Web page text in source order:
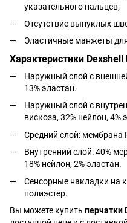
указательного пальцев;
Отсутствие выпуклых
Эластичные манжеты
Характеристики Dexshell
Наружный слой с
13% эластан.
Наружный слой с
вискоза, 32% нейлон, 4%
Средний слой: мембрана
Внутренний слой: 40%
18% нейлон, 2% эластан.
Сенсорные накладки на
полиэстер.
Вы можете купить перчатки